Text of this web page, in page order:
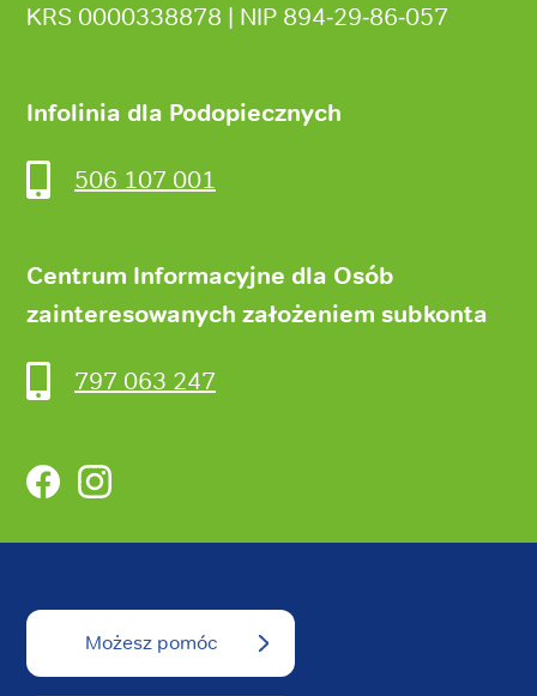
KRS 0000338878 | NIP 894‑29‑86‑057
Infolinia dla Podopiecznych
506 107 001
Centrum Informacyjne dla Osób
zainteresowanych założeniem subkonta
797 063 247
FacebookInstagram
Możesz pomóc